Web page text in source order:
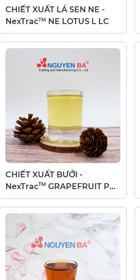
CHIẾT XUẤT LÁ SEN NE -
NexTracTM NE LOTUS L LC
CHIẾT XUẤT BƯỞI -
NexTracTM GRAPEFRUIT P
LC